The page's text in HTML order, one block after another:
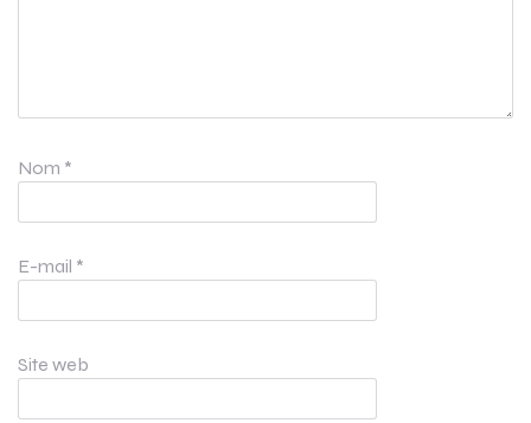
Nom *
E-mail *
Site web